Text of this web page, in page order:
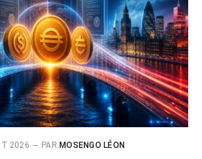
2026 PAR MOSENGO LÉON